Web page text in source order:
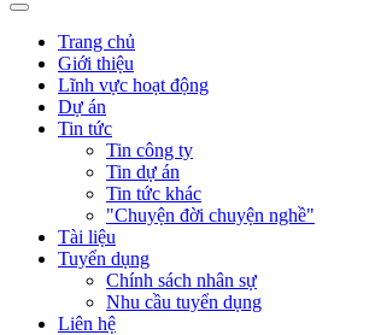
Trang chủ
Giới thiệu
Lĩnh vực hoạt động
Dự án
Tin tức
Tin công ty
Tin dự án
Tin tức khác
"Chuyện đời chuyện nghề"
Tài liệu
Tuyển dụng
Chính sách nhân sự
Nhu cầu tuyển dụng
Liên hệ